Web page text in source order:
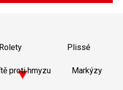
Rolety Plissé
proti hmyzu Markýzy